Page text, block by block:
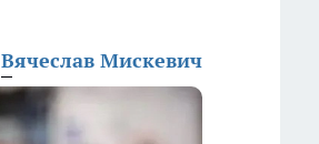
Вячеслав Мискевич